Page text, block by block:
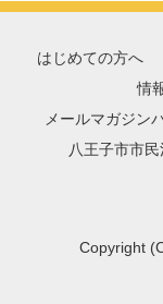
はじめての方へ
情
メールマガジン
八王子市市
Copyright